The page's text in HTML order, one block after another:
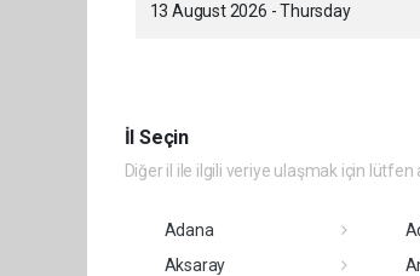
13 August 2026 - Thursday
İl Seçin
Diğer il ile ilgili veriye ulaşmak için lütfen
Adana
Aksaray